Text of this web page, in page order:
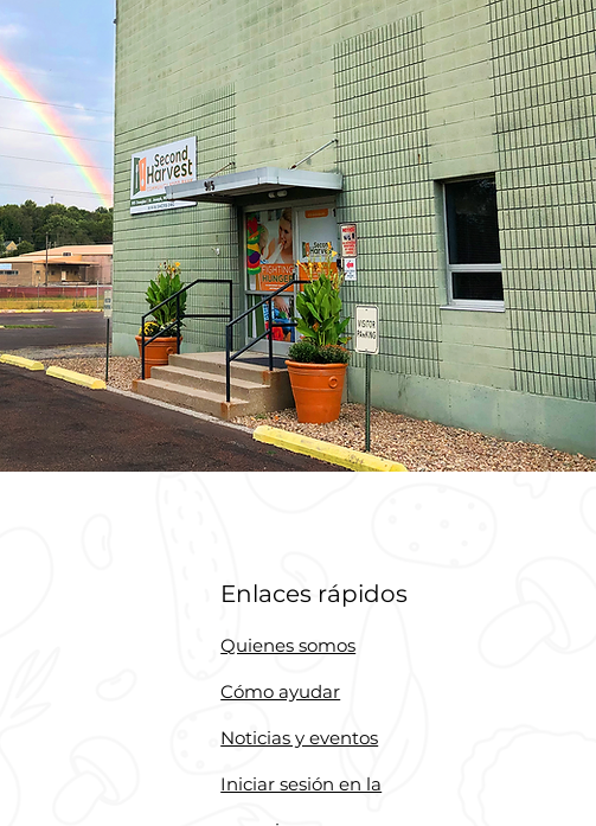
Enlaces rápidos
Quienes somos
Cómo ayudar
Noticias y eventos
Iniciar sesión en la